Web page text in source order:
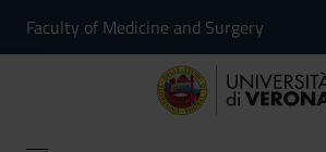
Faculty of Medicine and Surgery